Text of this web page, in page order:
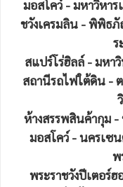
มอสโคว์ - มหาวิหา
ชวังเครมลิน - พิพิธ
ร
สแปร์โร่ฮิลล์ - มหา
สถานีรถไฟใต้ดิน -
ห้างสรรพสินค้ากุม -
มอสโคว์ - นครเซ
พ
พระราชวังปีเตอร์